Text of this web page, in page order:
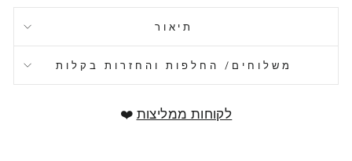
תיאור
משלוחים/ החלפות והחזרות בקלות
לקוחות ממליצות ❤️